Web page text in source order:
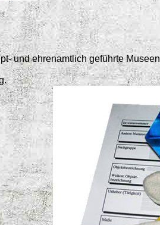
und ehrenamtlich geführte Museen